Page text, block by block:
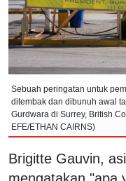
Sebuah peringatan untuk
ditembak dan dibunuh awal
Gurdwara di Surrey, British
EFE/ETHAN CAIRNS)
Brigitte Gauvin,